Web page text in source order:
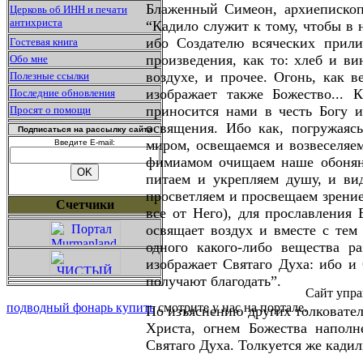
Церковь об ИНН и печати
антихриста
Гостевая книга
Обо мне
Полезные ссылки
Последние обновления
Просят о помощи
Подписаться на рассылку сайта
Введите E-mail:
Счетчики
Блаженный Симеон,
“Кадило служит к тому, чтобы в
ибо Создателю всяческих
произведения, как то: хлеб и
воздухе, и прочее. Огонь, как
изображает также
приносится нами в честь Богу
освящения. Ибо как,
миром, освещаемся и
фимиамом очищаем наше
питаем и укрепляем душу, и
просветляем и просвещаем
все от Него), для
освящает воздух и вместе с
одного какого-либо вещества
изображает Святаго Духа: ибо
получают благодать”.
По изъяснению других
Христа, огнем Божества
Святаго Духа. Толкуется же
Сайт
подводный фонарь купитьсмотрите у нас на портале.